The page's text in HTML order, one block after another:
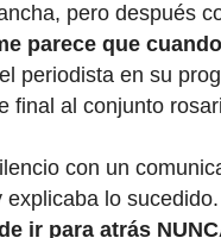
pero después
parece que
periodista en su
final al conjunto
con un
lo sucedido.
ir para atrás